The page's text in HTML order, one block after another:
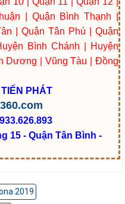
| Quận Bình Thạnh |
| Quận Tân Phú | Quận
Bình Chánh | Huyện
Dương | Vũng Tàu | Đồng
PHÁT
15 - Quận Tân Bình -
2019